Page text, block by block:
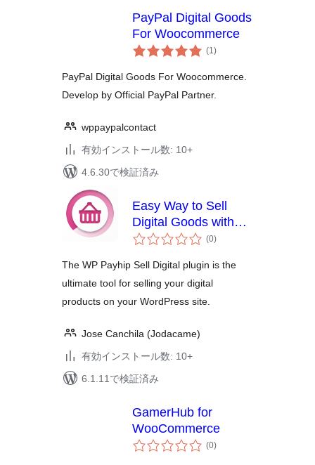
PayPal Digital Goods
For Woocommerce
(1個
の)
PayPal Digital Goods For Woocommerce.
Develop by Official PayPal Partner.
wppaypalcontact
有効インストール数: 10+
4.6.30で検証済み
Easy Way to Sell
Digital Goods with
Payhip
(0個
の
価
)
The WP Payhip Sell Digital plugin is the
ultimate tool for selling your digital
products on your WordPress site.
Jose Canchila (Jodacame)
有効インストール数: 10+
6.1.11で検証済み
GamerHub for
WooCommerce
(0個
の)